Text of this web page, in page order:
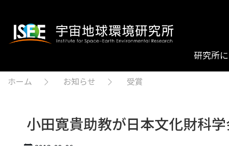
研究所
ホーム お知らせ 受賞
小田寛貴助教が日本文化財科